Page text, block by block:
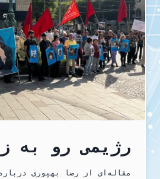
رژیمی رو به
مقاله‌ای از رضا بهپوری